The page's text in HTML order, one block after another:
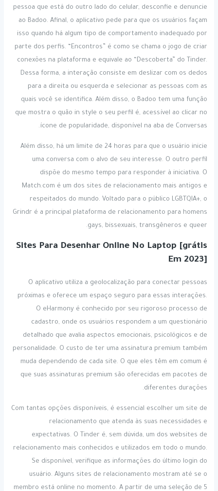
pessoa que está do outro lado do celular, desconfie e denuncie
ao Badoo. Afinal, o aplicativo pede para que os usuários façam
isso quando há algum tipo de comportamento inadequado por
parte dos perfis. “Encontros” é como se chama o jogo de criar
conexões na plataforma e equivale ao “Descoberta” do Tinder.
Dessa forma, a interação consiste em deslizar com os dedos
para a direita ou esquerda e selecionar as pessoas com as
quais você se identifica. Além disso, o Badoo tem uma função
que mostra o quão in style o seu perfil é, acessível ao clicar no
ícone de popularidade, disponível na aba de Conversas.
Além disso, há um limite de 24 horas para que o usuário inicie
uma conversa com o alvo de seu interesse. O outro perfil
dispõe do mesmo tempo para responder à iniciativa. O
Match.com é um dos sites de relacionamento mais antigos e
respeitados do mundo. Voltado para o público LGBTQIA+, o
Grindr é a principal plataforma de relacionamento para homens
gays, bissexuais, transgêneros e queer.
Sites Para Desenhar Online No Laptop [grátis
Em 2023]
O aplicativo utiliza a geolocalização para conectar pessoas
próximas e oferece um espaço seguro para essas interações.
O eHarmony é conhecido por seu rigoroso processo de
cadastro, onde os usuários respondem a um questionário
detalhado que avalia aspectos emocionais, psicológicos e de
personalidade. O custo de ter uma assinatura premium também
muda dependendo de cada site. O que eles têm em comum é
que suas assinaturas premium são oferecidas em pacotes de
diferentes durações.
Com tantas opções disponíveis, é essencial escolher um site de
relacionamento que atenda às suas necessidades e
expectativas. O Tinder é, sem dúvida, um dos websites de
relacionamento mais conhecidos e utilizados em todo o mundo.
Se disponível, verifique as informações do último login do
usuário. Alguns sites de relacionamento mostram até se o
membro está online no momento. A partir de uma seleção de 5